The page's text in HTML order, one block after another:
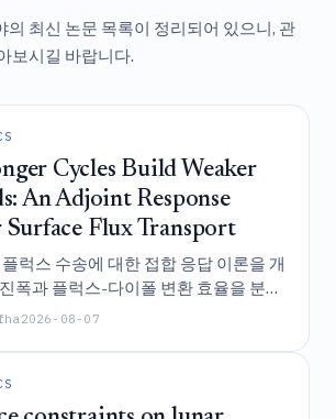
의 최신 논문 목록이 정리되어 있으니, 관
보시길 바랍니다.
Cycles Build Weaker
An Adjoint Response
Flux Transport
럭스 수송에 대한 접합 응답 이론을 개
폭과 플럭스-다이폴 변환 효율을 분리
변조, 소스 기하학 및 자기 붕괴가 태
.
2026-08-07